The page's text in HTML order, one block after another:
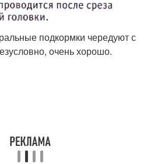
подкормки чередуют с
очень хорошо.